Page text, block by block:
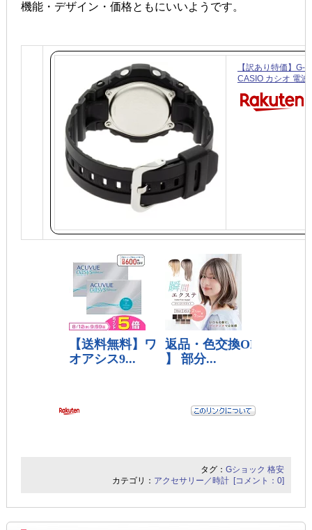
機能・デザイン・価格ともにいいようです。
【訳あり特価】G-
CASIO カシオ 電波
タグ：Gショック 格安
カテゴリ： アクセサリー／時計 [コメント：0]